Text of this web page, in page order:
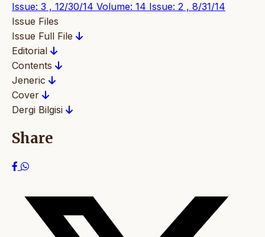
Issue: 3 , 12/30/14 Volume: 14 Issue: 2 , 8/31/14
Issue Files
Issue Full File
Editorial
Contents
Jeneric
Cover
Dergi Bilgisi
Share